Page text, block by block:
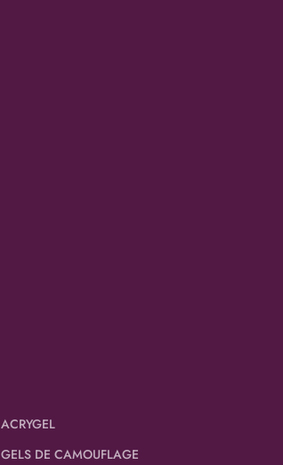
ACRYGEL
GELS DE CAMOUFLAGE